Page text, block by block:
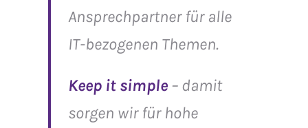
Ansprechpartner für alle
IT-bezogenen Themen.
Keep it simple– damit
sorgen wir für hohe